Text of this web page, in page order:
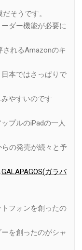
そうです。
ダー機能が必要に
されるAmazonのキ
本ではさっぱりで
やすいのです
プルのiPadの一人
の発売が続々と予
GALAPAGOS(ガラパ
フォンを創ったの
を創ったのがシャ